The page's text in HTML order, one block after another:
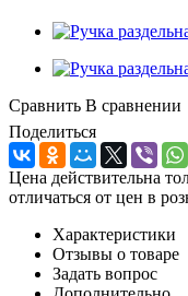
Сравнить В сравнении
Поделиться
Цена действительна
отличаться от цен в
Характеристики
Отзывы о товаре
Задать вопрос